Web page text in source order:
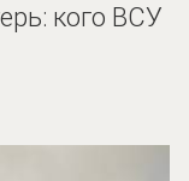
кого ВСУ